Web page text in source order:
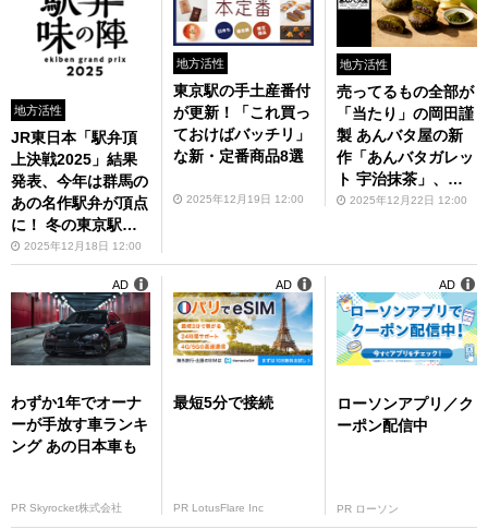
地方活性
JR東日本「駅弁頂
上決戦2025」結果
発表、今年は群馬の
あの名作駅弁が頂点
に！ 冬の東京駅に
日本の美味い弁当が
ずらり
2025年12月18日 12:00
地方活性
東京駅の手土産番付
が更新！「これ買っ
ておけばバッチリ」
な新・定番商品8選
2025年12月19日 12:00
地方活性
売ってるもの全部が
「当たり」の岡田謹
製 あんバタ屋の新
作「あんバタガレッ
ト 宇治抹茶」、打
率10割記録を更新
2025年12月22日 12:00
わずか1年でオーナ
ーが手放す車ランキ
ング あの日本車も
PR Skyrocket株式会社
AD
最短5分で接続
PR LotusFlare Inc
AD
ローソンアプリ／ク
ーポン配信中
PR ローソン
AD